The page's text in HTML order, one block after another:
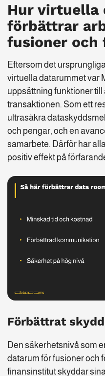
Hur virtuella
förbättrar
fusioner och
Eftersom det
virtuella datarummet var
uppsättning funktioner
transaktionen. Som ett
ultrasäkra
och pengar, och en
samarbete. Därför har
positiv effekt på
Förbättrat skydd
Den säkerhetsnivå som
datarum för fusioner och
finansinstitut skyddar